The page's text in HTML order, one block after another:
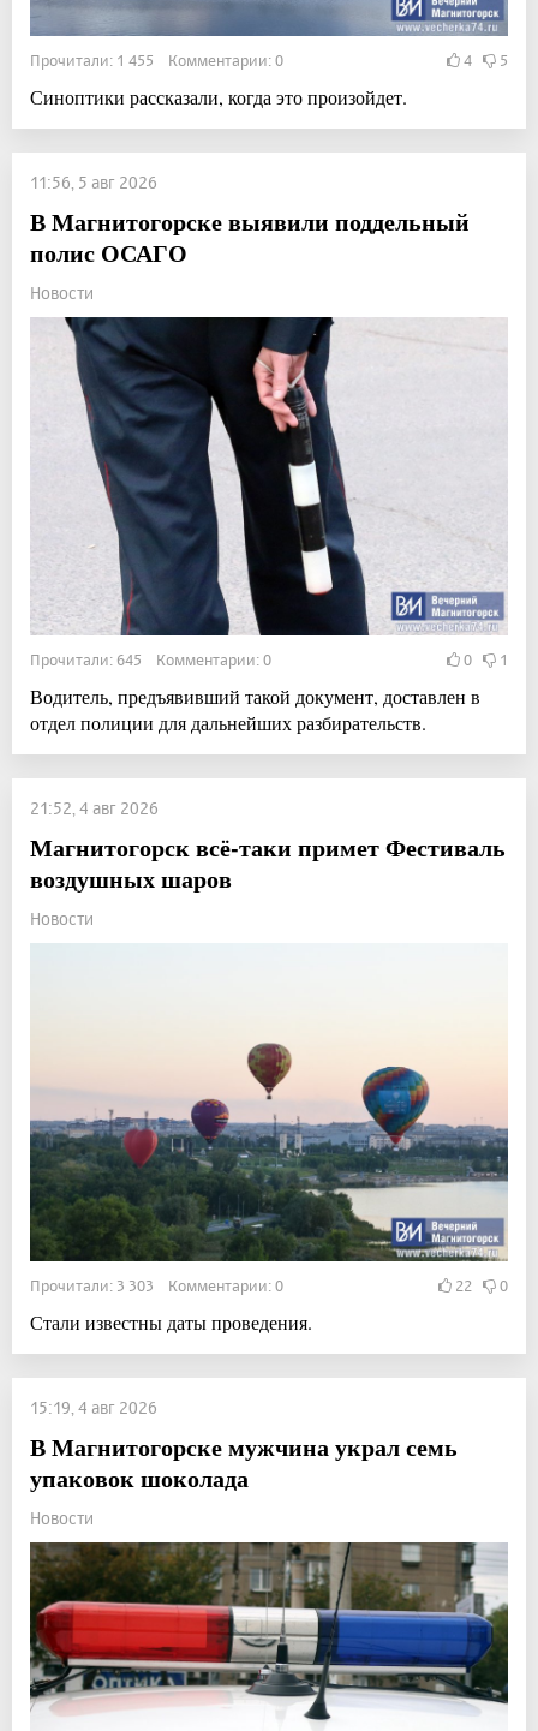
Прочитали: 1 455 Комментарии: 0 4 5
Синоптики рассказали, когда это произойдет.
11:56, 5 авг 2026
В Магнитогорске выявили поддельный
полис ОСАГО
Новости
Прочитали: 645 Комментарии: 0 0 1
Водитель, предъявивший такой документ, доставлен в
отдел полиции для дальнейших разбирательств.
21:52, 4 авг 2026
Магнитогорск всё-таки примет Фестиваль
воздушных шаров
Новости
Прочитали: 3 303 Комментарии: 0 22 0
Стали известны даты проведения.
15:19, 4 авг 2026
В Магнитогорске мужчина украл семь
упаковок шоколада
Новости